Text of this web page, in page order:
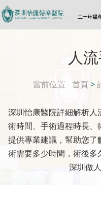
人
當前位置 首頁 >
深圳怡康醫院詳細解析
術時間、手術過程時長
提供專業建議，幫助您
術需要多少時間，術後
深圳做